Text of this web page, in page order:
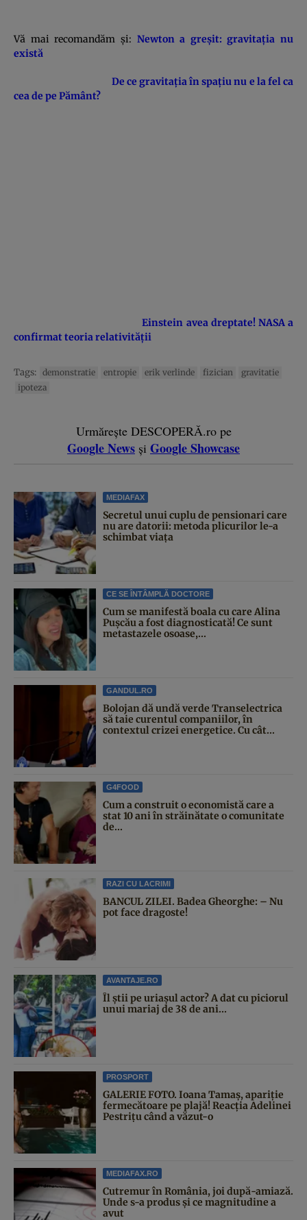
Vă mai recomandăm şi: Newton a greşit: gravitaţia nu
există
De ce gravitaţia în spaţiu nu e la fel ca
cea de pe Pământ?
Einstein avea dreptate! NASA a
confirmat teoria relativităţii
Tags: demonstratie entropie erik verlinde fizician
gravitatie
ipoteza
Urmărește DESCOPERĂ.ro pe
Google News și Google Showcase
MEDIAFAX
Secretul unui cuplu de pensionari care
nu are datorii: metoda plicurilor le-a
schimbat viața
CE SE ÎNTÂMPLĂ DOCTORE
Cum se manifestă boala cu care Alina
Pușcău a fost diagnosticată! Ce sunt
metastazele osoase,...
GANDUL.RO
Bolojan dă undă verde Transelectrica
să taie curentul companiilor, în
contextul crizei energetice. Cu cât...
G4FOOD
Cum a construit o economistă care a
stat 10 ani în străinătate o comunitate
de...
RAZI CU LACRIMI
BANCUL ZILEI. Badea Gheorghe: – Nu
pot face dragoste!
AVANTAJE.RO
Îl știi pe uriașul actor? A dat cu piciorul
unui mariaj de 38 de ani...
PROSPORT
GALERIE FOTO. Ioana Tamaş, apariție
fermecătoare pe plajă! Reacția Adelinei
Pestrițu când a văzut-o
MEDIAFAX.RO
Cutremur în România, joi după-amiază.
Unde s-a produs și ce magnitudine a
avut